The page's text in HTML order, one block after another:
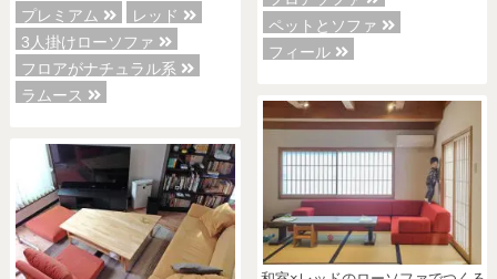
プレミアム
レッド
3人掛けローソファ
フロアがナチュラル系
ラムース
ペットとソファ
フィール